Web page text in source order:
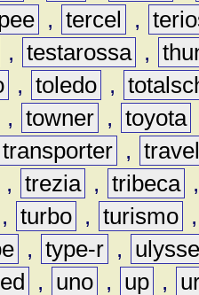
, tercel ,
, testarossa ,
, toledo ,
, towner , toyota
transporter ,
, trezia , tribeca
, turbo , turismo
, type-r ,
, uno , up ,